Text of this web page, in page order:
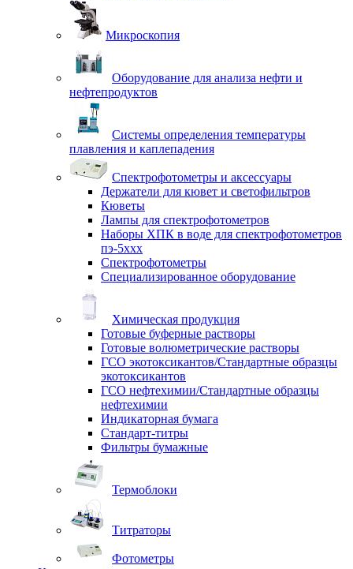
Микроскопия
Оборудование для анализа нефти и
нефтепродуктов
Системы определения температуры
плавления и каплепадения
Спектрофотометры и аксессуары
Держатели для кювет и светофильтров
Кюветы
Лампы для спектрофотометров
Наборы ХПК в воде для спектрофотометров
пэ-5ххх
Спектрофотометры
Специализированное оборудование
Химическая продукция
Готовые буферные растворы
Готовые волюметрические растворы
ГСО экотоксикантов/Стандартные образцы
экотоксикантов
ГСО нефтехимии/Стандартные образцы
нефтехимии
Индикаторная бумага
Стандарт-титры
Фильтры бумажные
Термоблоки
Титраторы
Фотометры